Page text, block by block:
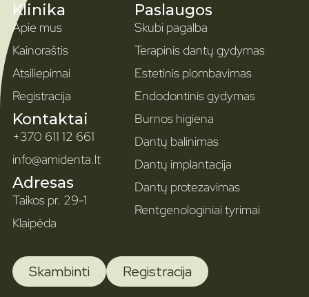
Klinika
Apie mus
Kainoraštis
Atsiliepimai
Registracija
Kontaktai
+370 611 12 661
info@amidenta.lt
Adresas
Taikos pr. 29-1
Klaipėda
Paslaugos
Skubi pagalba
Terapinis dantų gydymas
Estetinis plombavimas
Endodontinis gydymas
Burnos higiena
Dantų balinimas
Dantų implantacija
Dantų protezavimas
Rentgenologiniai tyrimai
Skambinti Registracija